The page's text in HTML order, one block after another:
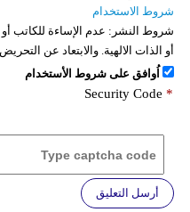
شروط الاستخدام
شروط النشر: عدم الإساءة للكاتب
أو الذات الالهية. والابتعاد عن
اُوافق على شروط الأستخدام
Security Code *
أرسل التعليق